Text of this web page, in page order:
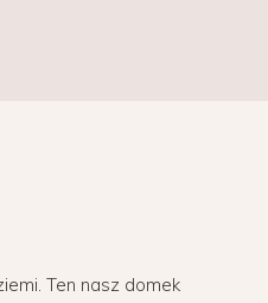
Ten nasz domek